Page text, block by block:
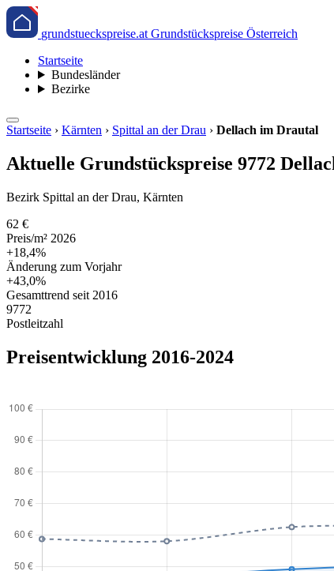
grundstueckspreise.at Grundstückspreise Österreich
Startseite
Bundesländer
Bezirke
Startseite › Kärnten › Spittal an der Drau › Dellach im Drautal
Aktuelle Grundstückspreise 9772
Bezirk Spittal an der Drau, Kärnten
62 €
Preis/m² 2026
+18,4%
Änderung zum Vorjahr
+43,0%
Gesamttrend seit 2016
9772
Postleitzahl
Preisentwicklung 2016-2024